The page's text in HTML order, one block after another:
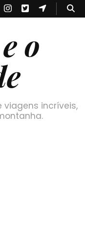
o
incríveis,